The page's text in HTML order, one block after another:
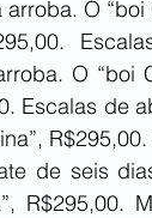
O
O “boi
Escalas de
de seis
R$295,00.